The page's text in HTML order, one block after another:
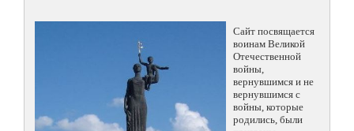
Сайт посвящается
воинам Великой
Отечественной
войны,
вернувшимся и не
вернувшимся с
войны, которые
родились, были